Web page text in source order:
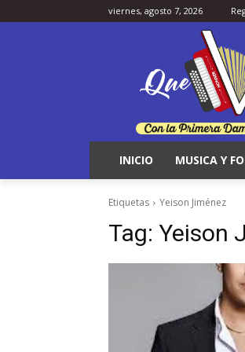
viernes, agosto 7, 2026
INICIO MUSICA Y
Etiquetas Yeison Jiménez
Tag: Yeison